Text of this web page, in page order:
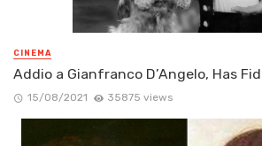
CINEMA
Addio a Gianfranco D’Angelo, Has
15/08/2021 35875 views